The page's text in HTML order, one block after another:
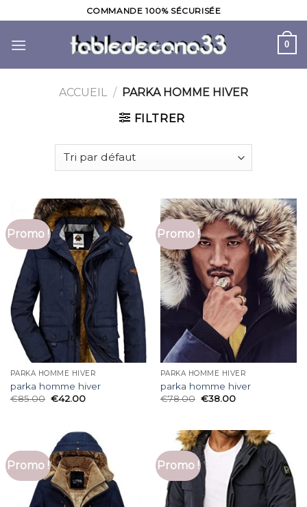
to
content
COMMANDE 100% SÉCURISÉE
0
ACCUEIL / PARKA HOMME HIVER
FILTRER
Promo !
PARKA HOMME HIVER
parka homme hiver
€85.00 €42.00
Promo !
PARKA HOMME HIVER
parka homme hiver
€78.00 €38.00
Promo ! Promo !